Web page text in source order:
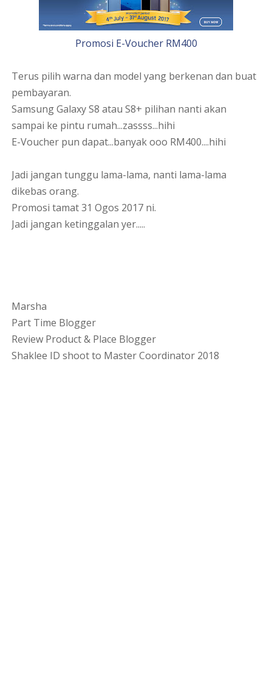
Promosi E-Voucher RM400
Terus pilih warna dan model yang berkenan dan buat
pembayaran.
Samsung Galaxy S8 atau S8+ pilihan nanti akan
sampai ke pintu rumah...zassss...hihi
E-Voucher pun dapat...banyak ooo RM400....hihi
Jadi jangan tunggu lama-lama, nanti lama-lama
dikebas orang.
Promosi tamat 31 Ogos 2017 ni.
Jadi jangan ketinggalan yer.....
Marsha
Part Time Blogger
Review Product & Place Blogger
Shaklee ID shoot to Master Coordinator 2018